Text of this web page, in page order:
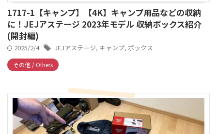
1717-1【キャンプ】【4K】キャンプ用品などの収納
に！JEJアステージ 2023年モデル 収納ボックス紹介
(開封編)
2025/2/4 JEJアステージ, キャンプ, ボックス
その他 / Others